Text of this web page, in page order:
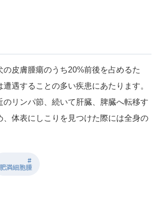
の皮膚腫瘍のうち20%前後を占めるた
遇することの多い疾患にあたります。
のリンパ節、続いて肝臓、脾臓へ転移す
、体表にしこりを見つけた際には全身の
肥満細胞腫